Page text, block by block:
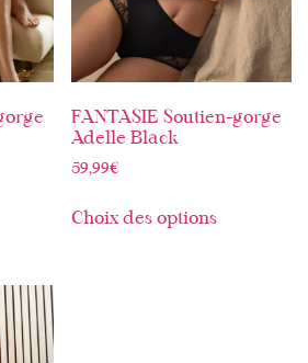
FANTASIE Soutien-gorge
Adelle Black
59,99€
Choix des options